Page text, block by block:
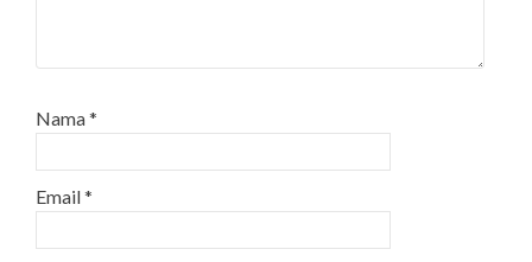
Nama*
Email*